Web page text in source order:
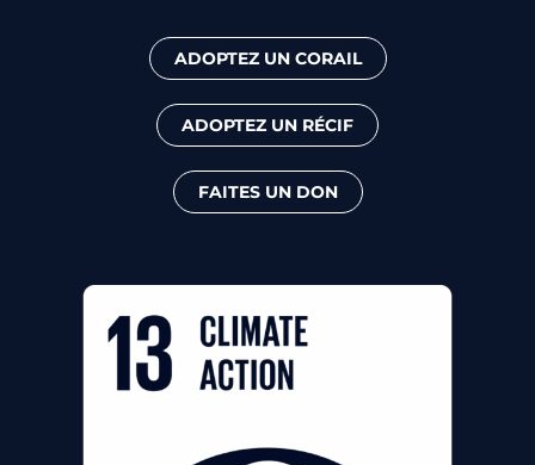
ADOPTEZ UN CORAIL
ADOPTEZ UN RÉCIF
FAITES UN DON